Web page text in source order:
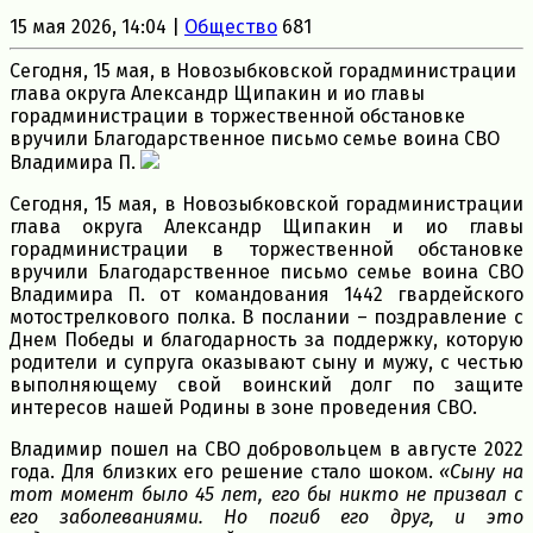
15 мая 2026, 14:04 | Общество 681
Сегодня, 15 мая, в Новозыбковской горадминистрации
глава округа Александр Щипакин и ио главы
горадминистрации в торжественной обстановке
вручили Благодарственное письмо семье воина СВО
Владимира П.
Сегодня, 15 мая, в Новозыбковской горадминистрации
глава округа Александр Щипакин и ио главы
горадминистрации в торжественной обстановке
вручили Благодарственное письмо семье воина СВО
Владимира П. от командования 1442 гвардейского
мотострелкового полка. В послании – поздравление с
Днем Победы и благодарность за поддержку, которую
родители и супруга оказывают сыну и мужу, с честью
выполняющему свой воинский долг по защите
интересов нашей Родины в зоне проведения СВО.
Владимир пошел на СВО добровольцем в августе 2022
года. Для близких его решение стало шоком.«Сыну на
тот момент было 45 лет, его бы никто не призвал с
его заболеваниями. Но погиб его друг, и это